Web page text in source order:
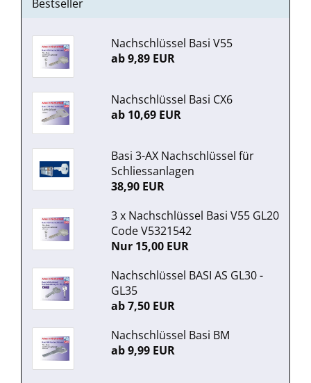
Bestseller
Nachschlüssel Basi V55
ab 9,89 EUR
Nachschlüssel Basi CX6
ab 10,69 EUR
Basi 3-AX Nachschlüssel für
Schliessanlagen
38,90 EUR
3 x Nachschlüssel Basi V55 GL20
Code V5321542
Nur 15,00 EUR
Nachschlüssel BASI AS GL30 -
GL35
ab 7,50 EUR
Nachschlüssel Basi BM
ab 9,99 EUR